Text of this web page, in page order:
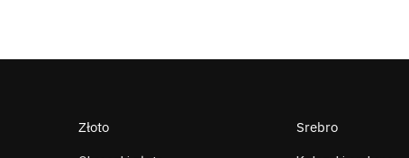
Złoto Srebro